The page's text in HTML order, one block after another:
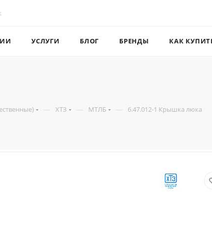
УСЛУГИ БЛОГ БРЕНДЫ КАК
— ХТЗ — МТЛБ — 6.47.012-1 Крышка люка